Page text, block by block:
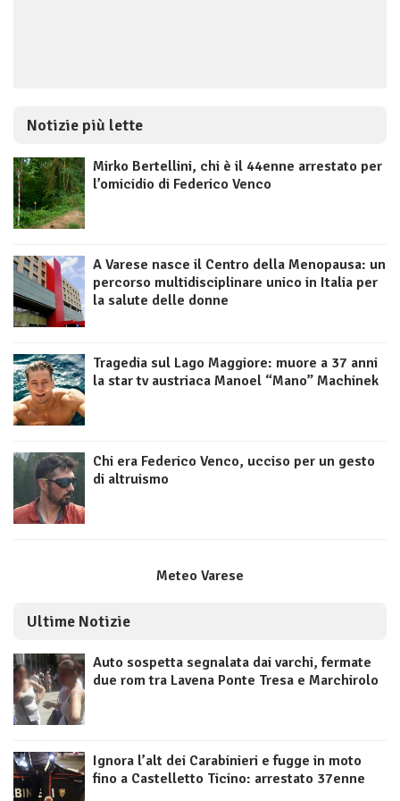
Notizie più lette
Mirko Bertellini, chi è il 44enne arrestato per
l’omicidio di Federico Venco
A Varese nasce il Centro della Menopausa: un
percorso multidisciplinare unico in Italia per
la salute delle donne
Tragedia sul Lago Maggiore: muore a 37 anni
la star tv austriaca Manoel “Mano” Machinek
Chi era Federico Venco, ucciso per un gesto
di altruismo
Meteo Varese
Ultime Notizie
Auto sospetta segnalata dai varchi, fermate
due rom tra Lavena Ponte Tresa e Marchirolo
Ignora l’alt dei Carabinieri e fugge in moto
fino a Castelletto Ticino: arrestato 37enne